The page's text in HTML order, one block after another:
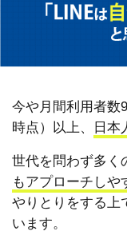
今や月間利用者数
時点）以上、
日本
世代を問わず多く
もアプローチしや
やりとりをする上
います。